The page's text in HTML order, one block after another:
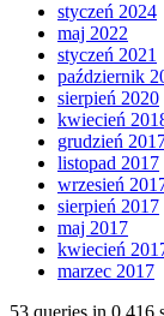
styczeń 2024
maj 2022
styczeń 2021
październik
sierpień 2020
kwiecień
grudzień
listopad 2017
wrzesień
sierpień 2017
maj 2017
kwiecień
marzec 2017